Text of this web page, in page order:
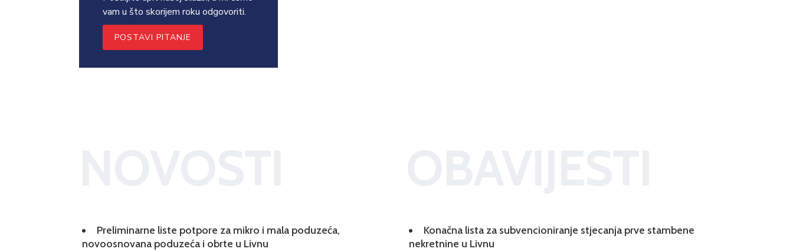
vam u što skorijem roku odgovoriti.
POSTAVI PITANJE
Preliminarne liste potpore za mikro i mala poduzeća,
novoosnovana poduzeća i obrte u Livnu
Konačna lista za subvencioniranje stjecanja prve stambene
nekretnine u Livnu